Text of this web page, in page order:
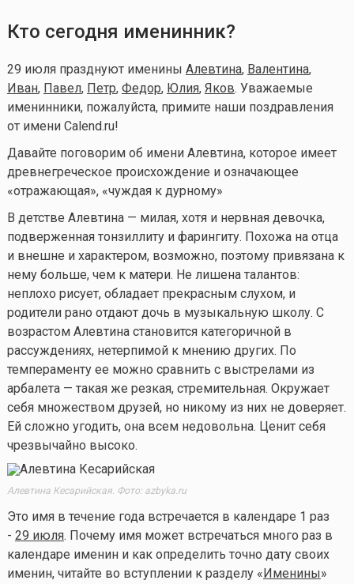
Кто сегодня именинник?
29 июля празднуют именины Алевтина, Валентина,
Иван, Павел, Петр, Федор, Юлия, Яков. Уважаемые
именинники, пожалуйста, примите наши поздравления
от имени Calend.ru!
Давайте поговорим об имени Алевтина, которое имеет
древнегреческое происхождение и означающее
«отражающая», «чуждая к дурному»
В детстве Алевтина — милая, хотя и нервная девочка,
подверженная тонзиллиту и фарингиту. Похожа на отца
и внешне и характером, возможно, поэтому привязана к
нему больше, чем к матери. Не лишена талантов:
неплохо рисует, обладает прекрасным слухом, и
родители рано отдают дочь в музыкальную школу. С
возрастом Алевтина становится категоричной в
рассуждениях, нетерпимой к мнению других. По
темпераменту ее можно сравнить с выстрелами из
арбалета — такая же резкая, стремительная. Окружает
себя множеством друзей, но никому из них не доверяет.
Ей сложно угодить, она всем недовольна. Ценит себя
чрезвычайно высоко.
Алевтина Кесарийская. Фото: azbyka.ru
Это имя в течение года встречается в календаре 1 раз
- 29 июля. Почему имя может встречаться много раз в
календаре именин и как определить точно дату своих
именин, читайте во вступлении к разделу « Именины»